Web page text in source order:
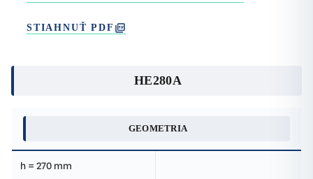
STIAHNUŤ PDF
HE280A
GEOMETRIA
h = 270 mm